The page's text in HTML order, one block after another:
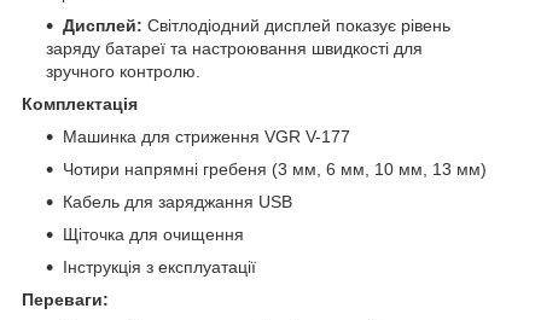
Дисплей: Світлодіодний дисплей показує рівень
заряду батареї та настроювання швидкості для
зручного контролю.
Комплектація
Машинка для стриження VGR V-177
Чотири напрямні гребеня (3 мм, 6 мм, 10 мм, 13 мм)
Кабель для заряджання USB
Щіточка для очищення
Інструкція з експлуатації
Переваги: